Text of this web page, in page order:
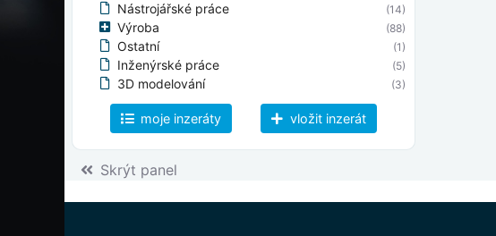
Nástrojářské práce (14)
Výroba (88)
Ostatní (1)
Inženýrské práce (5)
3D modelování (3)
Elektrotechnický průmysl
Stavebnictví
Těžební průmysl (0)
Chemický průmysl
Spotřební zboží (1)
moje inzeráty vložit inzerát
Skrýt panel